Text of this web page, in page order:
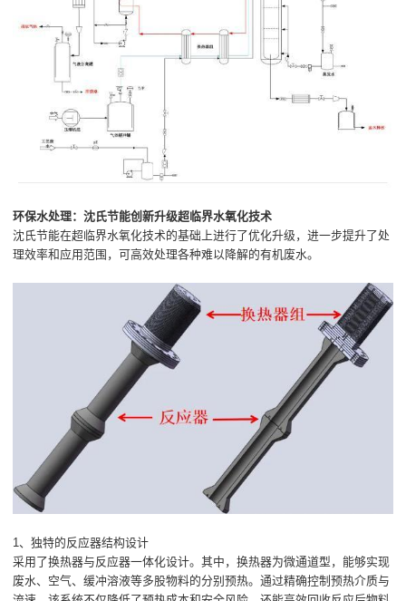
环保水处理：沈氏节能创新升级超临界水氧化技术
沈氏节能在超临界水氧化技术的基础上进行了优化升级，进一步提升了处
理效率和应用范围，可高效处理各种难以降解的有机废水。
1、独特的反应器结构设计
采用了换热器与反应器一体化设计。其中，换热器为微通道型，能够实现
废水、空气、缓冲溶液等多股物料的分别预热。通过精确控制预热介质与